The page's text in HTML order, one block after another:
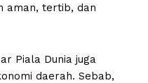
aman, tertib, dan
Piala Dunia juga
daerah. Sebab,